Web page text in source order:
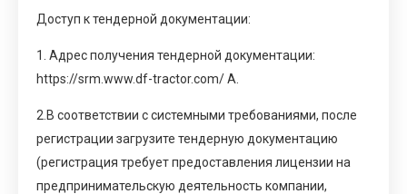
Доступ к тендерной документации:
1. Адрес получения тендерной документации:
https://srm.www.df-tractor.com/А.
2.В соответствии с системными требованиями, после
регистрации загрузите тендерную документацию
(регистрация требует предоставления лицензии на
предпринимательскую деятельность компании,